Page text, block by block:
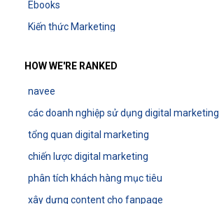
Ebooks
Kiến thức Marketing
HOW WE'RE RANKED
navee
các doanh nghiệp sử dụng digital marketing
tổng quan digital marketing
chiến lược digital marketing
phân tích khách hàng mục tiêu
xây dựng content cho fanpage